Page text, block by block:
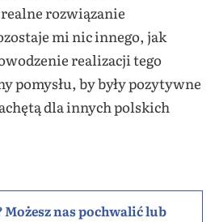
rozwiązanie
mi nic innego, jak
realizacji tego
pomysłu, by były pozytywne
dla innych polskich
nas pochwalić lub